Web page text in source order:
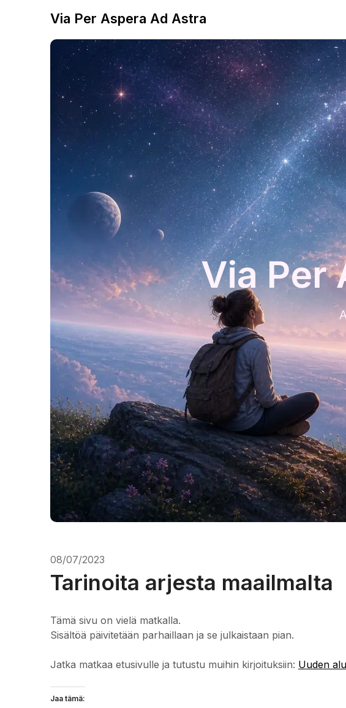
Via Per Aspera Ad Astra
Via Per
08/07/2023
Tarinoita arjesta maailmalta
Tämä sivu on vielä matkalla.
Sisältöä päivitetään parhaillaan ja se julkaistaan pian.
Jatka matkaa etusivulle ja tutustu muihin kirjoituksiin: Uuden
Jaa tämä: